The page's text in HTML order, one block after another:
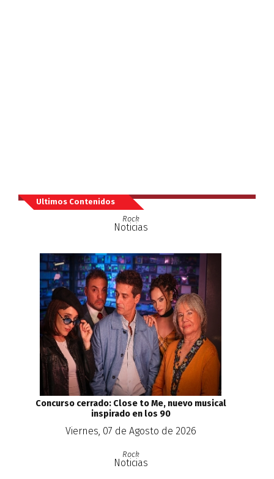
Ultimos Contenidos
Rock
Noticias
Concurso cerrado: Close to Me, nuevo musical
inspirado en los 90
Viernes, 07 de Agosto de 2026
Rock
Noticias